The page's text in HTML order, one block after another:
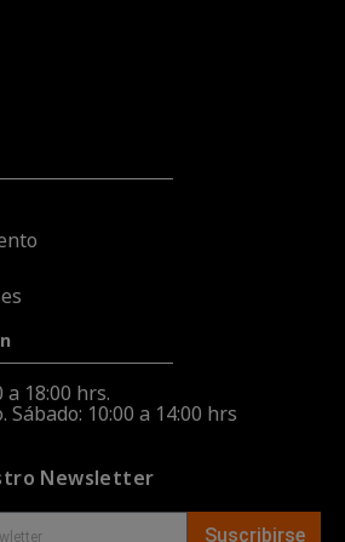
18:00 hrs.
10:00 a 14:00 hrs
Newsletter
Suscribirse